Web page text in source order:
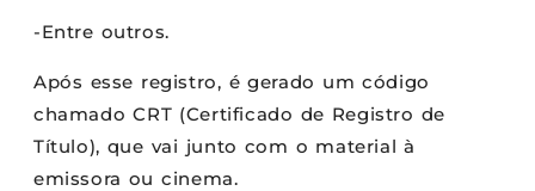
-Entre outros.
Após esse registro, é gerado um código
chamado CRT (Certificado de Registro de
Título), que vai junto com o material à
emissora ou cinema.